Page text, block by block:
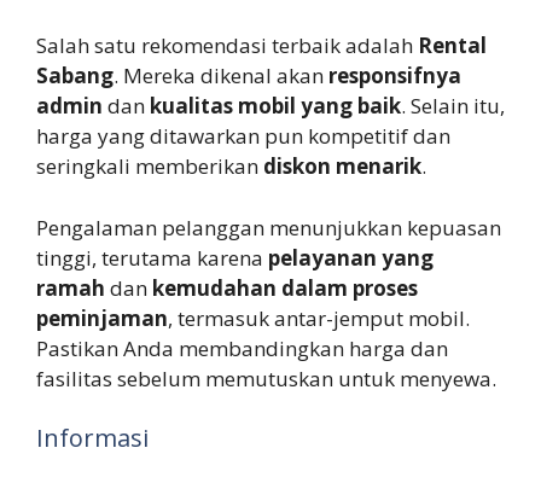
Salah satu rekomendasi terbaik adalah Rental
Sabang. Mereka dikenal akan responsifnya
admin dan kualitas mobil yang baik. Selain itu,
harga yang ditawarkan pun kompetitif dan
seringkali memberikan diskon menarik.
Pengalaman pelanggan menunjukkan kepuasan
tinggi, terutama karena pelayanan yang
ramah dan kemudahan dalam proses
peminjaman, termasuk antar-jemput mobil.
Pastikan Anda membandingkan harga dan
fasilitas sebelum memutuskan untuk menyewa.
Informasi